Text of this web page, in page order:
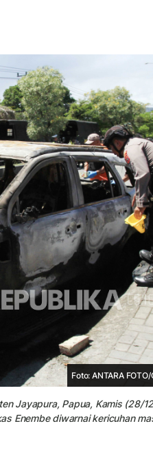
Foto: ANTARA
Jayapura, Papua, Kamis (28/
Enembe diwarnai kericuhan